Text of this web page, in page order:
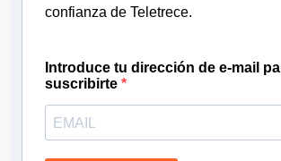
confianza de Teletrece.
Introduce tu dirección de e-mail
suscribirte